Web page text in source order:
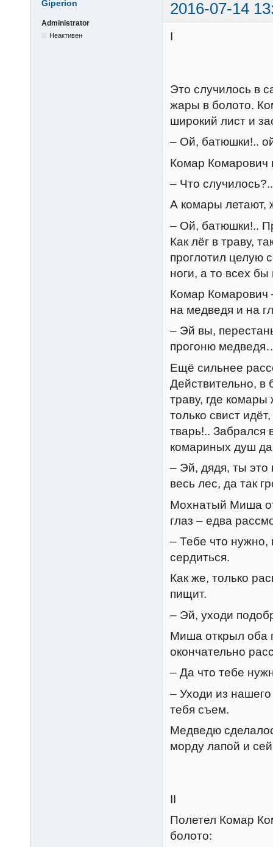
Giperion 2016-07-14
Administrator
Неактивен I
Это случилось в
жары в болото.
широкий лист и
– Ой, батюшки!..
Комар Комарович
– Что
А комары летают,
– Ой, батюшки!..
Как лёг в траву,
проглотил целую
ноги, а то всех
Комар Комарович
на медведя и на
– Эй вы,
прогоню
Ещё сильнее
Действительно, в
траву, где комары
только свист
тварь!.. Забрался
комариных душ
– Эй, дядя, ты это
весь лес, да так
Мохнатый Миша
глаз – едва
– Тебе что
сердиться.
Как же, только
пищит.
– Эй, уходи
Миша открыл оба
окончательно
– Да что тебе
– Уходи из
тебя съем.
Медведю
морду лапой и
II
Полетел Комар
болото: